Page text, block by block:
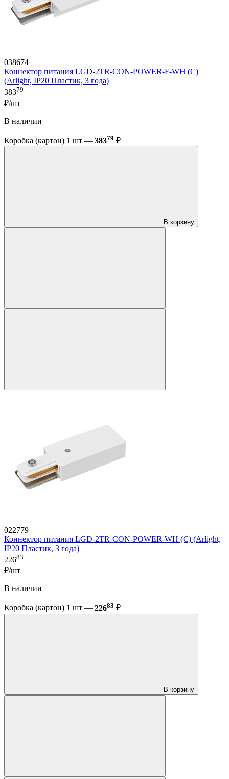
038674
Коннектор питания LGD-2TR-CON-POWER-F-WH (C)
(Arlight, IP20 Пластик, 3 года)
38379
₽/шт
В наличии
Коробка (картон) 1 шт — 38379 ₽
В корзину
022779
Коннектор питания LGD-2TR-CON-POWER-WH (C) (Arlight,
IP20 Пластик, 3 года)
22683
₽/шт
В наличии
Коробка (картон) 1 шт — 22683 ₽
В корзину